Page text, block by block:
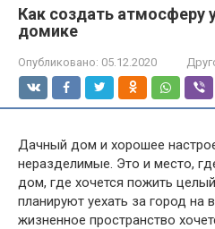
Как создать атмосферу
домике
Опубликовано: 05.12.2020
Дачный дом и хорошее
неразделимые. Это и место,
дом, где хочется пожить
планируют уехать за город на
жизненное пространство